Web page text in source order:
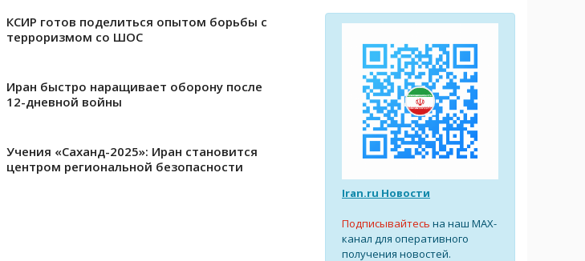
КСИР готов поделиться опытом борьбы с
терроризмом со ШОС
Иран быстро наращивает оборону после
12-дневной войны
Учения «Саханд-2025»: Иран становится
центром региональной безопасности
Iran.ru Новости
Подписывайтесь на наш MAX-
канал для оперативного
получения новостей.